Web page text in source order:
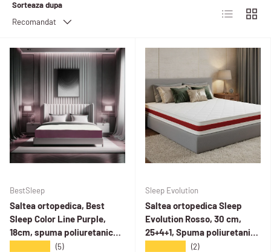
Sorteaza dupa
Recomandat
Lista Grila
BestSleep
Saltea ortopedica, Best
Sleep Color Line Purple,
18cm, spuma poliuretanica,
hipoalegenic, reversibila,
(5)
Sleep Evolution
Saltea ortopedica Sleep
Evolution Rosso, 30 cm,
25+4+1, Spuma poliuretanica
cu memorie, hipoalergenica,
(2)